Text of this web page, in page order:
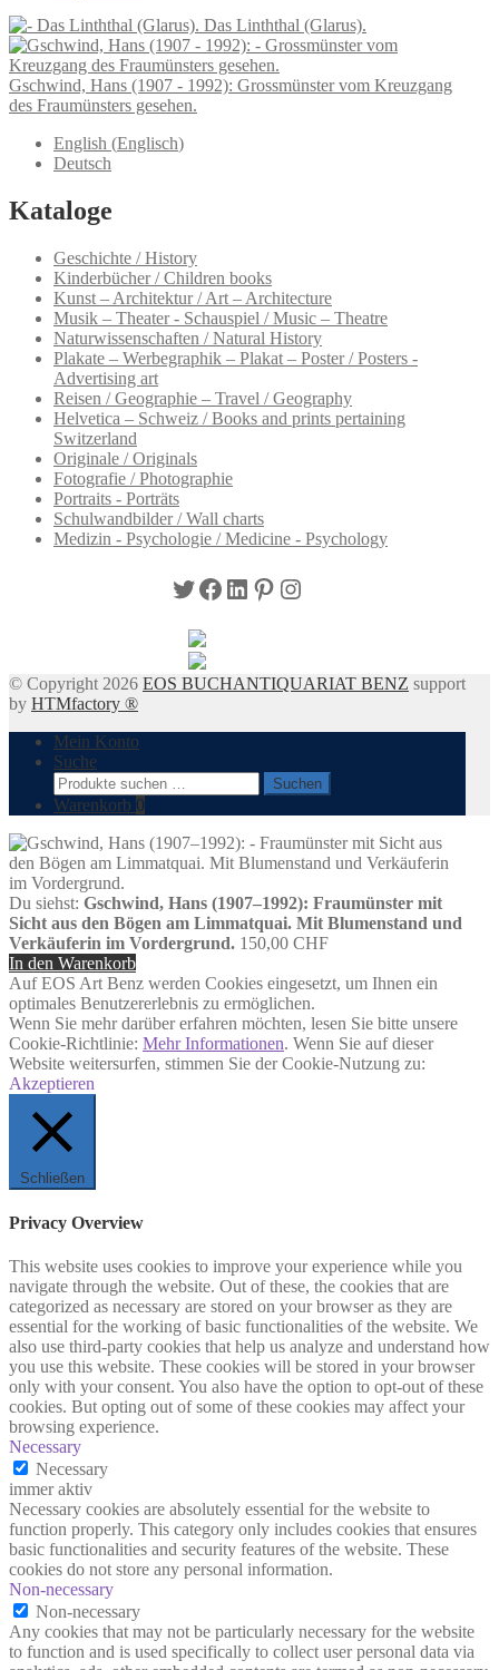
Das Linththal (Glarus).
Gschwind, Hans (1907 - 1992): Grossmünster vom Kreuzgang
des Fraumünsters gesehen.
English (Englisch)
Deutsch
Kataloge
Geschichte / History
Kinderbücher / Children books
Kunst – Architektur / Art – Architecture
Musik – Theater - Schauspiel / Music – Theatre
Naturwissenschaften / Natural History
Plakate – Werbegraphik – Plakat – Poster / Posters -
Advertising art
Reisen / Geographie – Travel / Geography
Helvetica – Schweiz / Books and prints pertaining
Switzerland
Originale / Originals
Fotografie / Photographie
Portraits - Porträts
Schulwandbilder / Wall charts
Medizin - Psychologie / Medicine - Psychology
Twitter
Facebook
LinkedIn
Pinterest
Instagram
© Copyright 2026 EOS BUCHANTIQUARIAT BENZ support
by HTMfactory ®
Mein Konto
Suche
Suchen
nach:
Suchen
Warenkorb 0
Du siehst: Gschwind, Hans (1907–1992): Fraumünster mit
Sicht aus den Bögen am Limmatquai. Mit Blumenstand und
Verkäuferin im Vordergrund. 150,00 CHF
In den Warenkorb
Auf EOS Art Benz werden Cookies eingesetzt, um Ihnen ein
optimales Benutzererlebnis zu ermöglichen.
Wenn Sie mehr darüber erfahren möchten, lesen Sie bitte unsere
Cookie-Richtlinie: Mehr Informationen. Wenn Sie auf dieser
Website weitersurfen, stimmen Sie der Cookie-Nutzung zu:
Akzeptieren
Schließen
Privacy Overview
This website uses cookies to improve your experience while you
navigate through the website. Out of these, the cookies that are
categorized as necessary are stored on your browser as they are
essential for the working of basic functionalities of the website. We
also use third-party cookies that help us analyze and understand how
you use this website. These cookies will be stored in your browser
only with your consent. You also have the option to opt-out of these
cookies. But opting out of some of these cookies may affect your
browsing experience.
Necessary
Necessary
immer aktiv
Necessary cookies are absolutely essential for the website to
function properly. This category only includes cookies that ensures
basic functionalities and security features of the website. These
cookies do not store any personal information.
Non-necessary
Non-necessary
Any cookies that may not be particularly necessary for the website
to function and is used specifically to collect user personal data via